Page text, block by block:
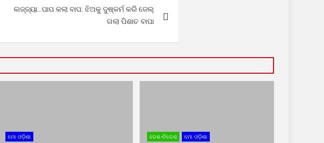
ଲଜ୍ଜ୍ୟା…ପାପ କଲା ବାପ: ଝିଅକୁ ଦୁଷ୍କର୍ମ କରି ଜେଲ୍
ଗଲା ପିଶାଚ ବାପା
ମୋ ଓଡ଼ିଶା ଦେଶ-ବିଦେଶ ମୋ ଓଡ଼ିଶା